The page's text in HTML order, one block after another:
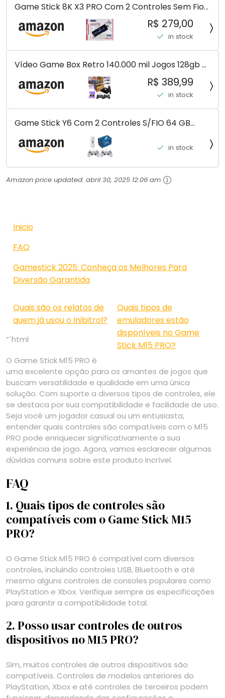
Game Stick 8K X3 PRO Com 2 Controles Sem Fio
Controlador De Jogo 30000 + JogosR$ 279,00
in stock
Vídeo Game Box Retro 140.000 mil Jogos 128gb 2
Controles Sem Fio Premiun (SEM FIO)R$ 389,99
in stock
Game Stick Y6 Com 2 Controles S/FIO 64 GB
10.000 J. Pura Nostalgia Venha Conferir!!!
in stock
Amazon price updated: abril 30, 2025 12:06 am
Inicio
FAQ
Gamestick 2025: Conheça os Melhores Para
Diversão Garantida
Quais são os relatos de
quem já usou o Inibitrol?
Quais tipos de
emuladores estão
disponíveis no Game
Stick M15 PRO?
“`html
O Game Stick M15 PRO é
uma excelente opção para os amantes de jogos que
buscam versatilidade e qualidade em uma única
solução. Com suporte a diversos tipos de controles, ele
se destaca por sua compatibilidade e facilidade de uso.
Seja você um jogador casual ou um entusiasta,
entender quais controles são compatíveis com o M15
PRO pode enriquecer significativamente a sua
experiência de jogo. Agora, vamos esclarecer algumas
dúvidas comuns sobre este produto incrível.
FAQ
1. Quais tipos de controles são
compatíveis com o Game Stick M15
PRO?
O Game Stick M15 PRO é compatível com diversos
controles, incluindo controles USB, Bluetooth e até
mesmo alguns controles de consoles populares como
PlayStation e Xbox. Verifique sempre as especificações
para garantir a compatibilidade total.
2. Posso usar controles de outros
dispositivos no M15 PRO?
Sim, muitos controles de outros dispositivos são
compatíveis. Controles de modelos anteriores do
PlayStation, Xbox e até controles de terceiros podem